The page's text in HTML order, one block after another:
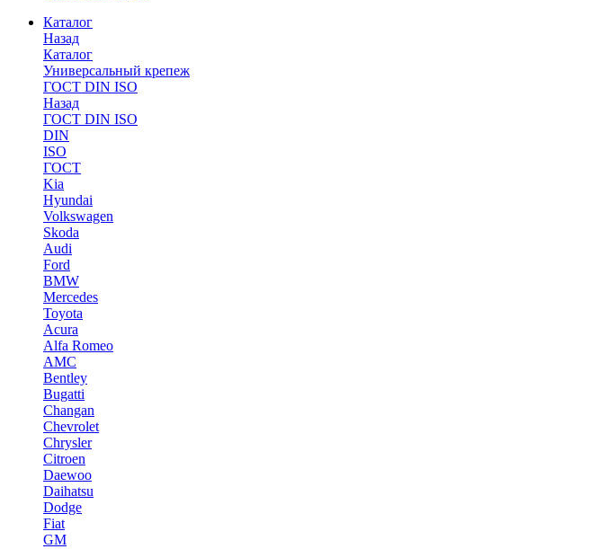
Каталог
Назад
Каталог
Универсальный крепеж
ГОСТ DIN ISO
Назад
ГОСТ DIN ISO
DIN
ISO
ГОСТ
Kia
Hyundai
Volkswagen
Skoda
Audi
Ford
BMW
Mercedes
Toyota
Acura
Alfa Romeo
AMC
Bentley
Bugatti
Changan
Chevrolet
Chrysler
Citroen
Daewoo
Daihatsu
Dodge
Fiat
GM